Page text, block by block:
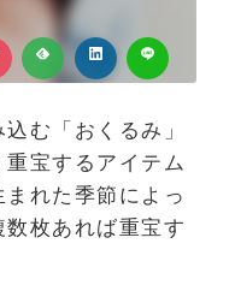
む「おくるみ」
宝するアイテム
れた季節によっ
枚あれば重宝す